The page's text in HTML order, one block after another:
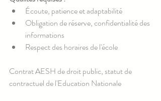
Écoute, patience et adaptabilité
Obligation de réserve, confidentialité des
informations
Respect des horaires de l'école
Contrat AESH de droit public, statut de
contractuel de l'Education Nationale